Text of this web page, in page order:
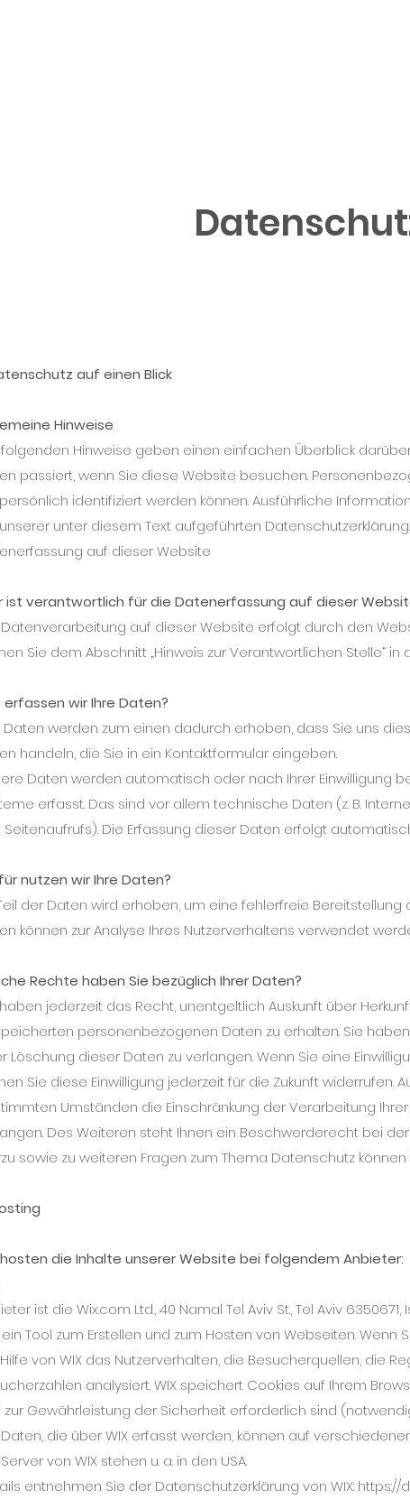
auf einen Blick
Hinweise
Hinweise geben einen einfachen Überblick
passiert, wenn Sie diese Website besuchen.
identifiziert werden können. Ausführliche
unter diesem Text aufgeführten Datenschutzerklärung.
auf dieser Website
ist verantwortlich für die Datenerfassung auf dieser
auf dieser Website erfolgt durch den
Sie dem Abschnitt „Hinweis zur Verantwortlichen Stelle“
erfassen wir Ihre Daten?
Daten werden zum einen dadurch erhoben, dass Sie uns
handeln, die Sie in ein Kontaktformular eingeben.
Daten werden automatisch oder nach Ihrer Einwilligung
erfasst. Das sind vor allem technische Daten (z. B.
Seitenaufrufs). Die Erfassung dieser Daten erfolgt
nutzen wir Ihre Daten?
der Daten wird erhoben, um eine fehlerfreie
können zur Analyse Ihres Nutzerverhaltens verwendet
Rechte haben Sie bezüglich Ihrer Daten?
jederzeit das Recht, unentgeltlich Auskunft über
personenbezogenen Daten zu erhalten. Sie
Löschung dieser Daten zu verlangen. Wenn Sie eine
Sie diese Einwilligung jederzeit für die Zukunft widerrufen.
Umständen die Einschränkung der Verarbeitung
Des Weiteren steht Ihnen ein Beschwerderecht bei
sowie zu weiteren Fragen zum Thema Datenschutz
die Inhalte unserer Website bei folgendem Anbieter:
ist die Wix.com Ltd., 40 Namal Tel Aviv St., Tel Aviv 6350671,
ein Tool zum Erstellen und zum Hosten von Webseiten.
von WIX das Nutzerverhalten, die Besucherquellen, die
analysiert. WIX speichert Cookies auf Ihrem
zur Gewährleistung der Sicherheit erforderlich sind
die über WIX erfasst werden, können auf
von WIX stehen u. a. in den USA.
entnehmen Sie der Datenschutzerklärung von WIX: https://